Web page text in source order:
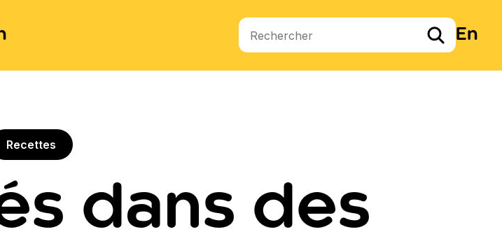
Termes de recherche En
Recettes
dans des